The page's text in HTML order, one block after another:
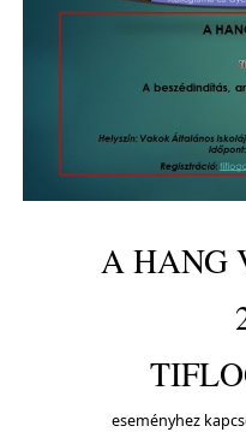
A HANG
eseményhez